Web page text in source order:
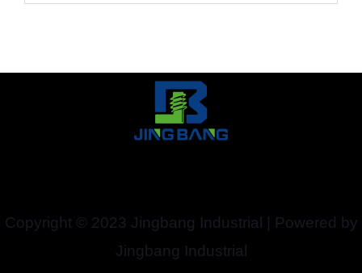
Copyright © 2023 Jingbang Industrial | Powered by
Jingbang Industrial